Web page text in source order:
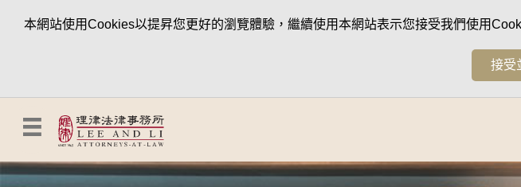
本網站使用Cookies以提昇您更好的瀏覽體驗，繼續使用本網站表示您接受我們使用
接受